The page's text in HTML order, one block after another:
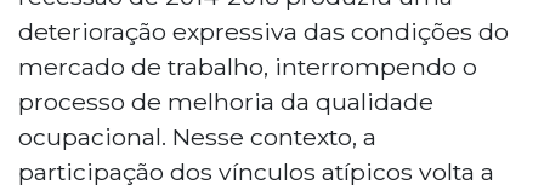
deterioração expressiva das condições do
mercado de trabalho, interrompendo o
processo de melhoria da qualidade
ocupacional. Nesse contexto, a
participação dos vínculos atípicos volta a